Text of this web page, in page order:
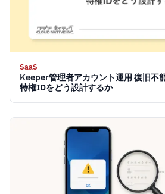
SaaS
Keeper管理者アカウント運用 復旧不
特権IDをどう設計するか